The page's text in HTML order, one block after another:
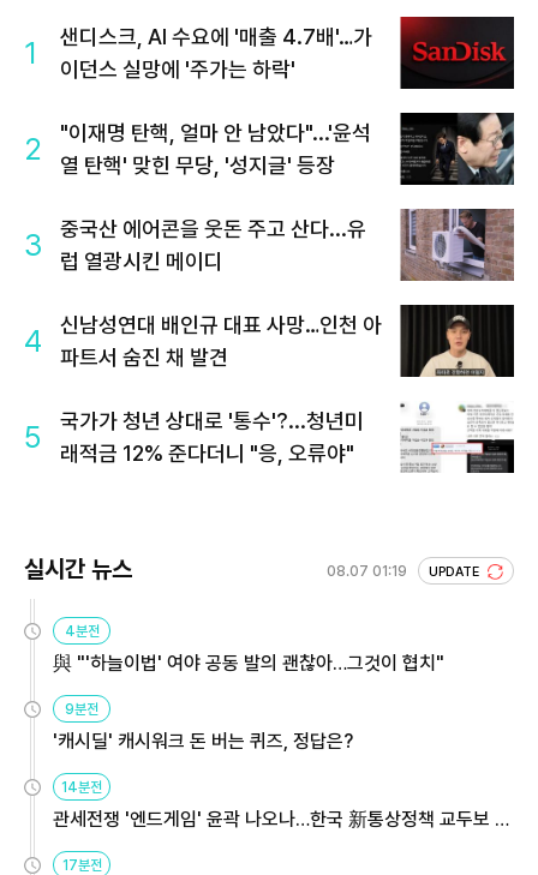
1
샌디스크, AI 수요에 '매출 4.7배'…가
이던스 실망에 '주가는 하락'
2
"이재명 탄핵, 얼마 안 남았다"...'윤석
열 탄핵' 맞힌 무당, '성지글' 등장
3
중국산 에어콘을 웃돈 주고 산다...유
럽 열광시킨 메이디
4
신남성연대 배인규 대표 사망…인천 아
파트서 숨진 채 발견
5
국가가 청년 상대로 '통수'?...청년미
래적금 12% 준다더니 "응, 오류야"
실시간 뉴스 08.07 01:19 UPDATE
4분전
與 "'하늘이법' 여야 공동 발의 괜찮아…그것이 협치"
9분전
'캐시딜' 캐시워크 돈 버는 퀴즈, 정답은?
14분전
관세전쟁 '엔드게임' 윤곽 나오나…한국 新통상정책 교두보 활
용해야
17분전